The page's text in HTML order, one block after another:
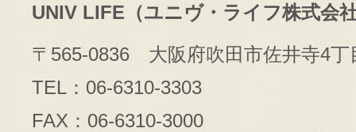
UNIV LIFE（ユニヴ・ライフ株式会
〒565-0836 大阪府吹田市佐井寺4丁
TEL：06-6310-3303
FAX：06-6310-3000